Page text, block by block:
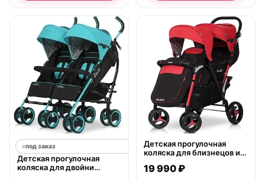
под заказ
Детская прогулочная
коляска для двойни
нет в продаже
Детская прогулочная
коляска для близнецов и
Duo
19 990 ₽